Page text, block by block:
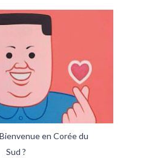
en Corée du
Sud ?